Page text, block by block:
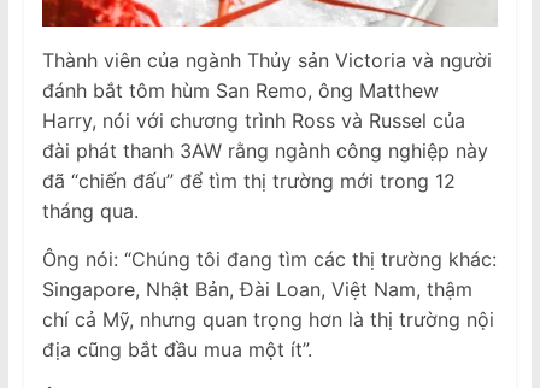
Thành viên của ngành Thủy sản Victoria và người
đánh bắt tôm hùm San Remo, ông Matthew
Harry, nói với chương trình Ross và Russel của
đài phát thanh 3AW rằng ngành công nghiệp này
đã “chiến đấu” để tìm thị trường mới trong 12
tháng qua.
Ông nói: “Chúng tôi đang tìm các thị trường khác:
Singapore, Nhật Bản, Đài Loan, Việt Nam, thậm
chí cả Mỹ, nhưng quan trọng hơn là thị trường nội
địa cũng bắt đầu mua một ít”.